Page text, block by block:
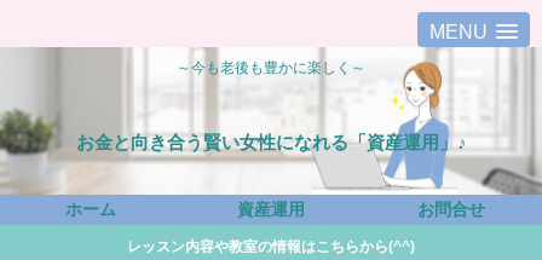
MENU
～今も老後も豊かに楽しく～
お金と向き合う賢い女性になれる「資産運用」♪
ホーム 資産運用 お問合せ
レッスン内容や教室の情報はこちらから(^^)